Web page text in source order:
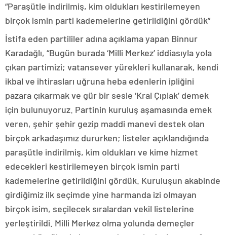
“Paraşütle indirilmiş, kim oldukları kestirilemeyen
birçok ismin parti kademelerine getirildiğini gördük”
İstifa eden partililer adına açıklama yapan Binnur
Karadağlı, “Bugün burada ‘Milli Merkez’ iddiasıyla yola
çıkan partimizi; vatansever yürekleri kullanarak, kendi
ikbal ve ihtirasları uğruna heba edenlerin ipliğini
pazara çıkarmak ve gür bir sesle ‘Kral Çıplak’ demek
için bulunuyoruz. Partinin kuruluş aşamasında emek
veren, şehir şehir gezip maddi manevi destek olan
birçok arkadaşımız dururken; listeler açıklandığında
paraşütle indirilmiş, kim oldukları ve kime hizmet
edecekleri kestirilemeyen birçok ismin parti
kademelerine getirildiğini gördük. Kuruluşun akabinde
girdiğimiz ilk seçimde yine harmanda izi olmayan
birçok isim, seçilecek sıralardan vekil listelerine
yerleştirildi. Milli Merkez olma yolunda demeçler